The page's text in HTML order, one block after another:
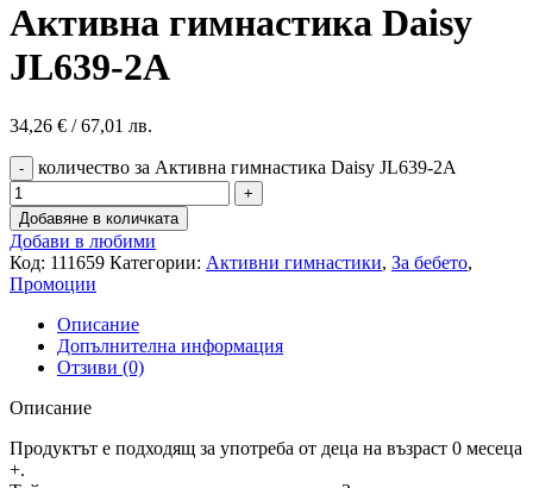
Активна гимнастика Daisy
JL639-2A
34,26 € / 67,01 лв.
количество за Активна гимнастика Daisy JL639-2A
Добавяне в количката
Добави в любими
Код: 111659 Категории: Активни гимнастики, За бебето,
Промоции
Описание
Допълнителна информация
Отзиви (0)
Описание
Продуктът е подходящ за употреба от деца на възраст 0 месеца
+.